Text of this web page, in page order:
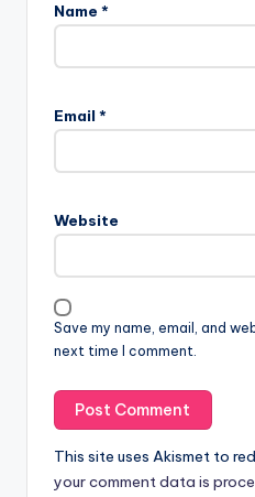
Name *
Email *
Website
Save my name, email, and
next time I comment.
This site uses Akismet to
your comment data is